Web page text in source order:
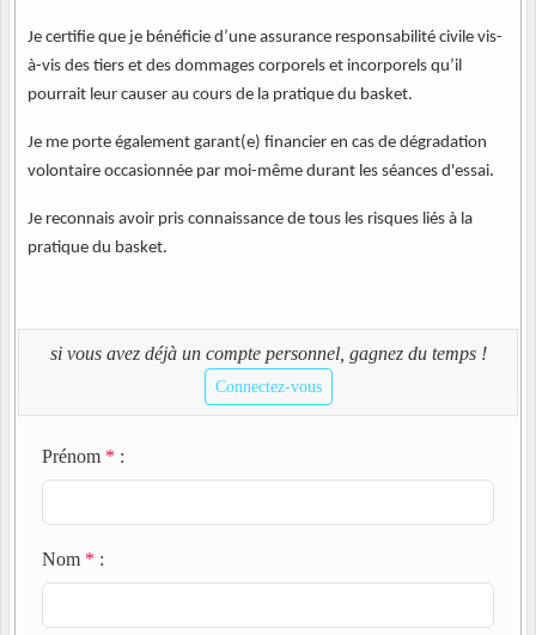
Je certifie que je bénéficie d’une assurance responsabilité civile vis-
à-vis des tiers et des dommages corporels et incorporels qu’il
pourrait leur causer au cours de la pratique du basket.
Je me porte également garant(e) financier en cas de dégradation
volontaire occasionnée par moi-même durant les séances d'essai.
Je reconnais avoir pris connaissance de tous les risques liés à la
pratique du basket.
si vous avez déjà un compte personnel, gagnez du temps !
Connectez-vous
Prénom * :
Nom * :